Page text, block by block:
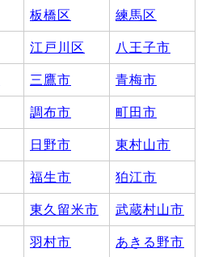
板橋区 練馬区
江戸川区 八王子市
三鷹市 青梅市
調布市 町田市
日野市 東村山市
福生市 狛江市
東久留米市 武蔵村山市
羽村市 あきる野市